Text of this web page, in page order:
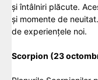
și întâlniri plăcute.
și momente de
de experiențele noi.
Scorpion (23